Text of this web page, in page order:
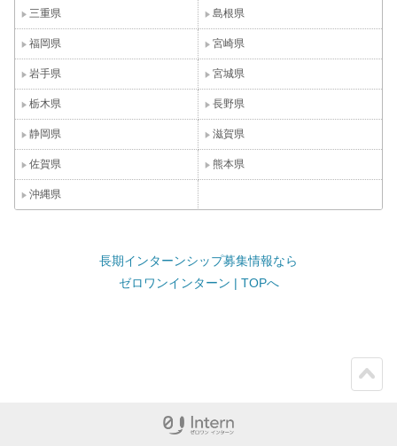
三重県 島根県
福岡県 宮崎県
岩手県 宮城県
栃木県 長野県
静岡県 滋賀県
佐賀県 熊本県
沖縄県
長期インターンシップ募集情報なら
ゼロワンインターン | TOPへ